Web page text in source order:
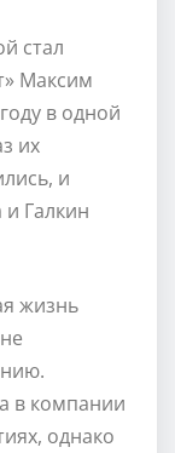
стал
Максим
в одной
их
и
Галкин
жизнь
в компании
однако